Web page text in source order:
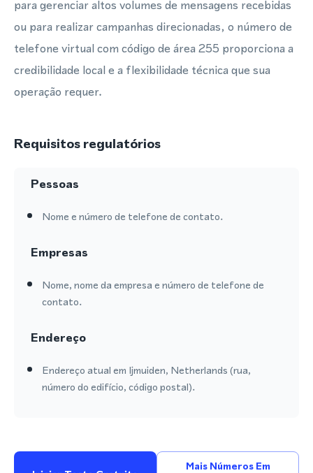
para gerenciar altos volumes de mensagens recebidas
ou para realizar campanhas direcionadas, o número de
telefone virtual com código de área 255 proporciona a
credibilidade local e a flexibilidade técnica que sua
operação requer.
Requisitos regulatórios
Pessoas
Nome e número de telefone de contato.
Empresas
Nome, nome da empresa e número de telefone de
contato.
Endereço
Endereço atual em Ijmuiden, Netherlands (rua,
número do edifício, código postal).
Mais Números Em